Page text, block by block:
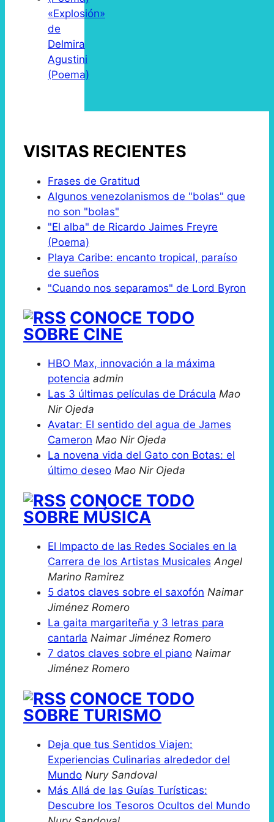
«Explosión»
de
Delmira
Agustini
(Poema)
VISITAS RECIENTES
Frases de Gratitud
Algunos venezolanismos de "bolas" que
no son "bolas"
"El alba" de Ricardo Jaimes Freyre
(Poema)
Playa Caribe: encanto tropical, paraíso
de sueños
"Cuando nos separamos" de Lord Byron
CONOCE TODO
SOBRE CINE
HBO Max, innovación a la máxima
potencia admin
Las 3 últimas películas de Drácula Mao
Nir Ojeda
Avatar: El sentido del agua de James
Cameron Mao Nir Ojeda
La novena vida del Gato con Botas: el
último deseo Mao Nir Ojeda
CONOCE TODO
SOBRE MÚSICA
El Impacto de las Redes Sociales en la
Carrera de los Artistas Musicales Angel
Marino Ramirez
5 datos claves sobre el saxofón Naimar
Jiménez Romero
La gaita margariteña y 3 letras para
cantarla Naimar Jiménez Romero
7 datos claves sobre el piano Naimar
Jiménez Romero
CONOCE TODO
SOBRE TURISMO
Deja que tus Sentidos Viajen:
Experiencias Culinarias alrededor del
Mundo Nury Sandoval
Más Allá de las Guías Turísticas:
Descubre los Tesoros Ocultos del Mundo